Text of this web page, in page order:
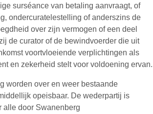
surséance van betaling aanvraagt, of
ondercuratelestelling of anderszins de
over zijn vermogen of een deel
de curator of de bewindvoerder die uit
voortvloeiende verplichtingen als
en zekerheid stelt voor voldoening ervan.
worden over en weer bestaande
opeisbaar. De wederpartij is
alle door Swanenberg